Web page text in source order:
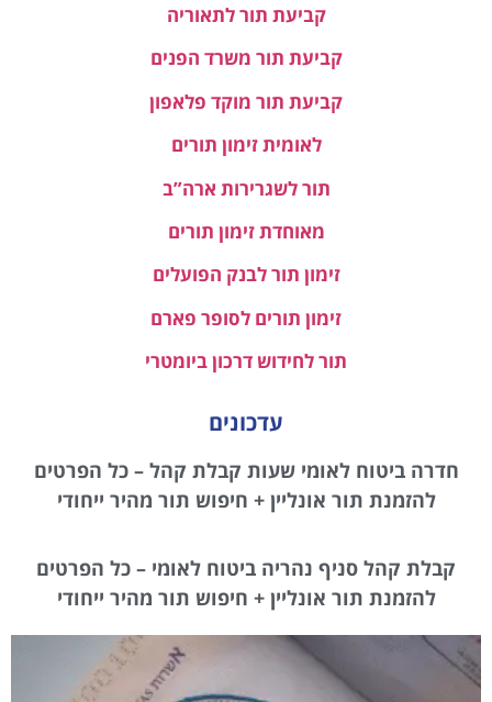
קביעת תור לתאוריה
קביעת תור משרד הפנים
קביעת תור מוקד פלאפון
לאומית זימון תורים
תור לשגרירות ארה”ב
מאוחדת זימון תורים
זימון תור לבנק הפועלים
זימון תורים לסופר פארם
תור לחידוש דרכון ביומטרי
עדכונים
חדרה ביטוח לאומי שעות קבלת קהל – כל הפרטים
להזמנת תור אונליין + חיפוש תור מהיר ייחודי
קבלת קהל סניף נהריה ביטוח לאומי – כל הפרטים
להזמנת תור אונליין + חיפוש תור מהיר ייחודי